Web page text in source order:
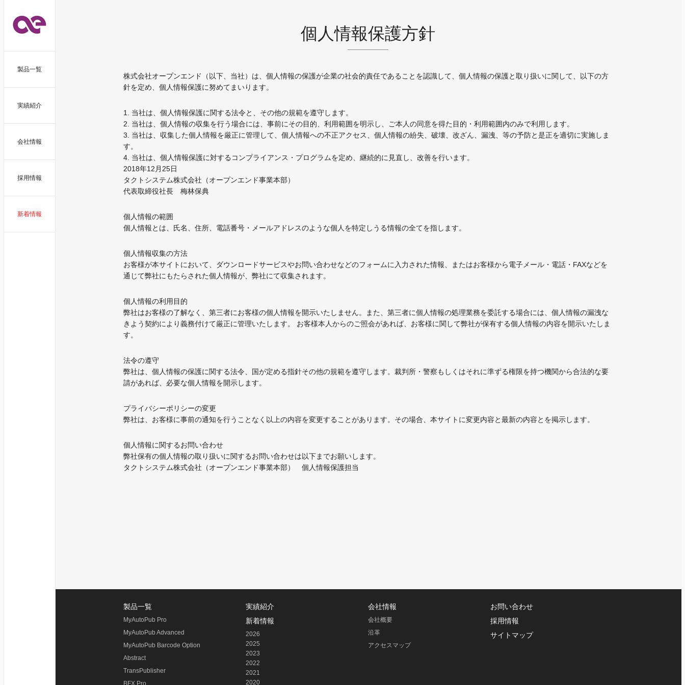
製品一覧
実績紹介
会社情報
採用情報
新着情報
個人情報保護方針
株式会社オープンエンド（以下、当社）は、個人情報の保護が企業の社会的責任であることを認識して、個人情報の保護と取り扱いに関して、以下の方
針を定め、個人情報保護に努めてまいります。
1. 当社は、個人情報保護に関する法令と、その他の規範を遵守します。
2. 当社は、個人情報の収集を行う場合には、事前にその目的、利用範囲を明示し、ご本人の同意を得た目的・利用範囲内のみで利用します。
3. 当社は、収集した個人情報を厳正に管理して、個人情報への不正アクセス、個人情報の紛失、破壊、改ざん、漏洩、等の予防と是正を適切に実施しま
す。
4. 当社は、個人情報保護に対するコンプライアンス・プログラムを定め、継続的に見直し、改善を行います。
2018年12月25日
タクトシステム株式会社（オープンエンド事業本部）
代表取締役社長 梅林保典
個人情報の範囲
個人情報とは、氏名、住所、電話番号・メールアドレスのような個人を特定しうる情報の全てを指します。
個人情報収集の方法
お客様が本サイトにおいて、ダウンロードサービスやお問い合わせなどのフォームに入力された情報、またはお客様から電子メール・電話・FAXなどを
通じて弊社にもたらされた個人情報が、弊社にて収集されます。
個人情報の利用目的
弊社はお客様の了解なく、第三者にお客様の個人情報を開示いたしません。また、第三者に個人情報の処理業務を委託する場合には、個人情報の漏洩な
きよう契約により義務付けて厳正に管理いたします。 お客様本人からのご照会があれば、お客様に関して弊社が保有する個人情報の内容を開示いたしま
す。
法令の遵守
弊社は、個人情報の保護に関する法令、国が定める指針その他の規範を遵守します。裁判所・警察もしくはそれに準ずる権限を持つ機関から合法的な要
請があれば、必要な個人情報を開示します。
プライバシーポリシーの変更
弊社は、お客様に事前の通知を行うことなく以上の内容を変更することがあります。その場合、本サイトに変更内容と最新の内容とを掲示します。
個人情報に関するお問い合わせ
弊社保有の個人情報の取り扱いに関するお問い合わせは以下までお願いします。
タクトシステム株式会社（オープンエンド事業本部） 個人情報保護担当
製品一覧
MyAutoPub Pro
MyAutoPub Advanced
MyAutoPub Barcode Option
Abstract
TransPublisher
BFX Pro
実績紹介
新着情報
2026
2025
2023
2022
2021
2020
会社情報
会社概要
沿革
アクセスマップ
お問い合わせ
採用情報
サイトマップ